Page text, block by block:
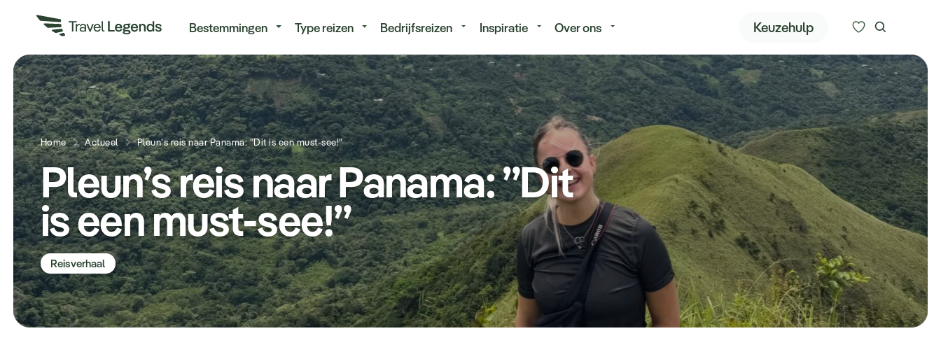
Bestemmingen Type reizen Bedrijfsreizen Inspiratie Over ons Keuzehulp
Alle bestemmingen
Type reizen
Bedrijfsreizen
Inspiratie
Over ons
Home Actueel Pleun’s reis naar Panama: ”Dit is een must-see!”
Pleun’s reis naar Panama: ”Dit
is een must-see!”
Reisverhaal